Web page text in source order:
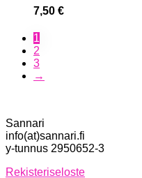
7,50 €
1
2
3
→
Sannari
info(at)sannari.fi
y-tunnus 2950652-3
Rekisteriseloste